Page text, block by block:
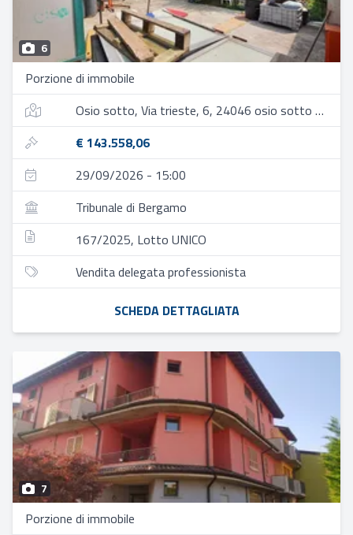
6
Porzione di immobile
Osio sotto, Via trieste, 6, 24046 osio sotto bg, italia
€ 143.558,06
29/09/2026 - 15:00
Tribunale di Bergamo
167/2025, Lotto UNICO
Vendita delegata professionista
SCHEDA DETTAGLIATA
7
Porzione di immobile